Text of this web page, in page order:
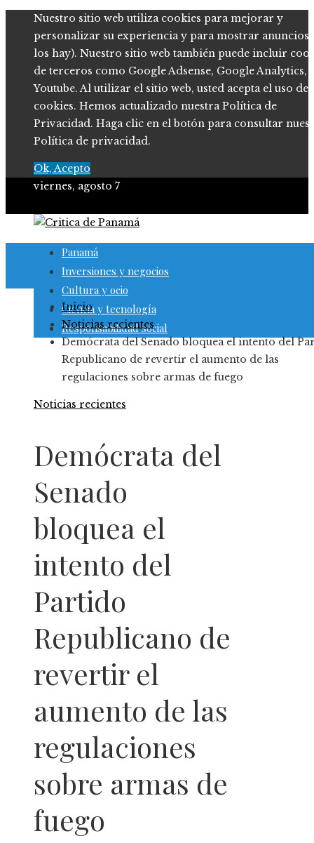
Nuestro sitio web utiliza cookies para mejorar y
personalizar su experiencia y para mostrar anuncios
los hay). Nuestro sitio web también puede incluir
de terceros como Google Adsense, Google Analytics,
Youtube. Al utilizar el sitio web, usted acepta el uso de
cookies. Hemos actualizado nuestra Política de
Privacidad. Haga clic en el botón para consultar
Política de privacidad.
Ok, Acepto
viernes, agosto 7
Panamá
Inversiones y negocios
Cultura y ocio
Ciencia y tecnología
Responsabilidad social
Inicio
Noticias recientes
Demócrata del Senado bloquea el intento del
Republicano de revertir el aumento de las
regulaciones sobre armas de fuego
Noticias recientes
Demócrata del
Senado
bloquea el
intento del
Partido
Republicano de
revertir el
aumento de las
regulaciones
sobre armas de
fuego